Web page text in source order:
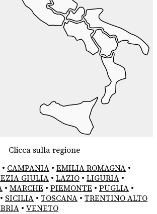
Clicca sulla regione
• CAMPANIA • EMILIA ROMAGNA •
GIULIA • LAZIO • LIGURIA •
• MARCHE • PIEMONTE • PUGLIA •
• SICILIA • TOSCANA • TRENTINO ALTO
• VENETO